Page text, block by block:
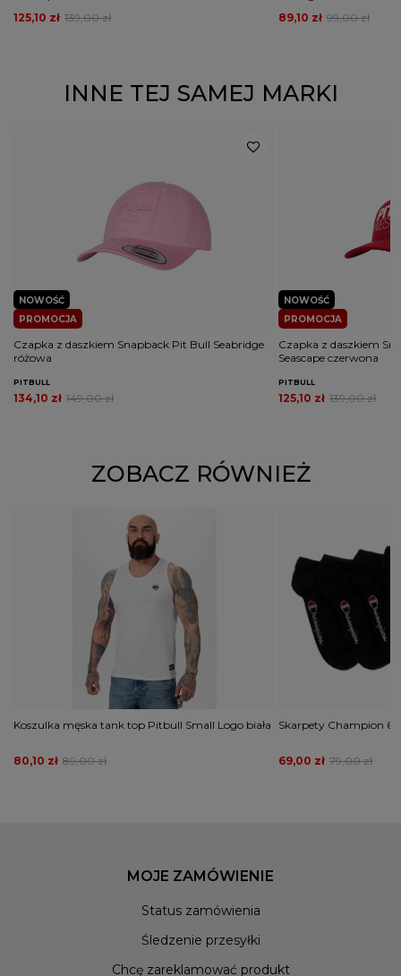
139,00 zł
125,10 zł
99,00 zł
89,10 zł
INNE TEJ SAMEJ MARKI
PROMOCJA
NOWOŚĆ
Czapka z daszkiem Snapback Pit Bull Seabridge
różowa
PITBULL
149,00 zł
134,10 zł
PROMOCJA
NOWOŚĆ
Czapka z daszkiem
Seascape czerwona
PITBULL
139,00 zł
125,10 zł
ZOBACZ RÓWNIEŻ
Koszulka męska tank top Pitbull Small Logo biała
89,00 zł
80,10 zł
Skarpety Champion
79,00 zł
69,00 zł
MOJE ZAMÓWIENIE
Status zamówienia
Śledzenie przesyłki
Chcę zareklamować produkt